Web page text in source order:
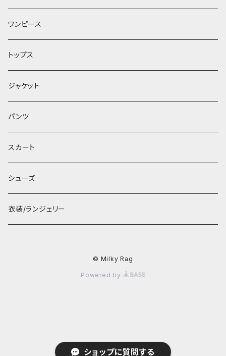
ショップに質問する
ワンピース
トップス
ジャケット
パンツ
スカート
シューズ
衣装/ランジェリー
© Milky Rag
Powered by